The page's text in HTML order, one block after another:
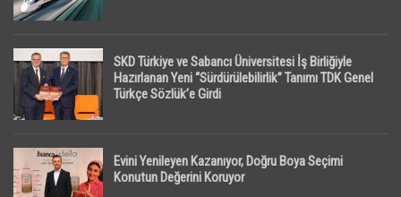
SKD Türkiye ve Sabancı Üniversitesi İş Birliğiyle
Hazırlanan Yeni “Sürdürülebilirlik” Tanımı TDK Genel
Türkçe Sözlük’e Girdi
Evini Yenileyen Kazanıyor, Doğru Boya Seçimi
Konutun Değerini Koruyor